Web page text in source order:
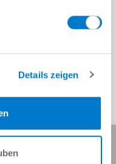
Details zeigen